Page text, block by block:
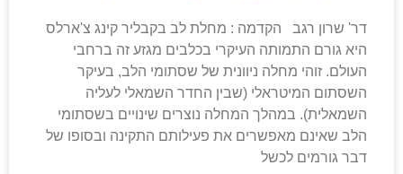
דר' שרון רגב הקדמה : מחלת לב בקבליר קינג צ'ארלס
היא גורם התמותה העיקרי בכלבים מגזע זה ברחבי
העולם. זוהי מחלה ניוונית של שסתומי הלב, בעיקר
השסתום המיטראלי (שבין החדר השמאלי לעליה
השמאלית). במהלך המחלה נוצרים שינויים בשסתומי
הלב שאינם מאפשרים את פעילותם התקינה ובסופו של
דבר גורמים לכשל